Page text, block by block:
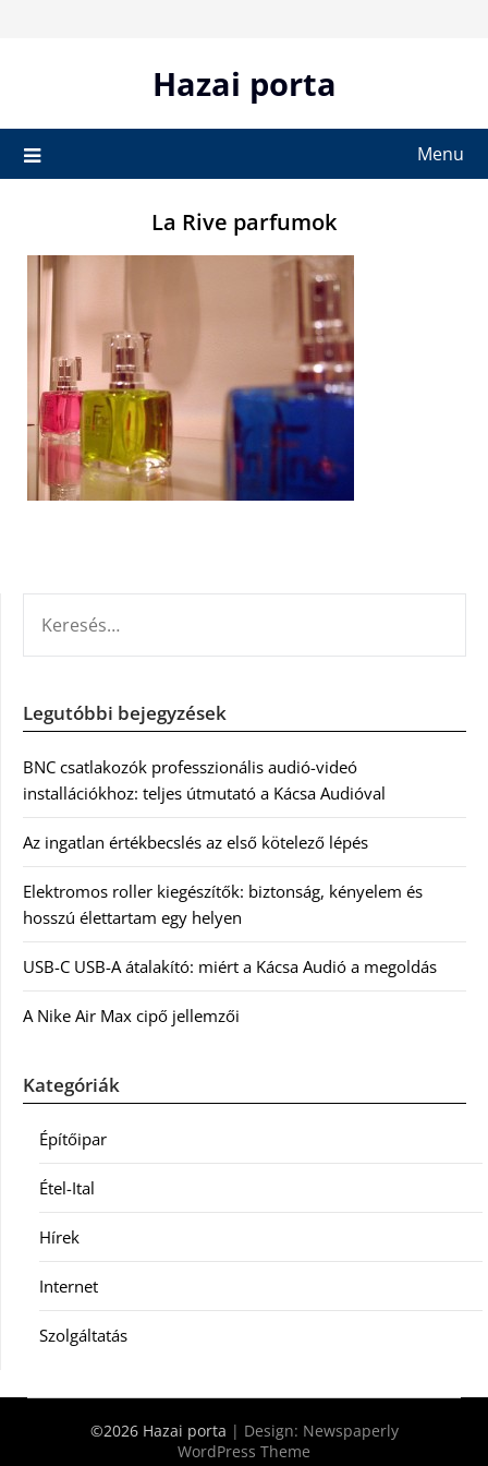
Hazai porta
Menu
La Rive parfumok
Legutóbbi bejegyzések
BNC csatlakozók professzionális audió-videó
installációkhoz: teljes útmutató a Kácsa Audióval
Az ingatlan értékbecslés az első kötelező lépés
Elektromos roller kiegészítők: biztonság, kényelem és
hosszú élettartam egy helyen
USB-C USB-A átalakító: miért a Kácsa Audió a megoldás
A Nike Air Max cipő jellemzői
Kategóriák
Építőipar
Étel-Ital
Hírek
Internet
Szolgáltatás
©2026 Hazai porta | Design: Newspaperly
WordPress Theme